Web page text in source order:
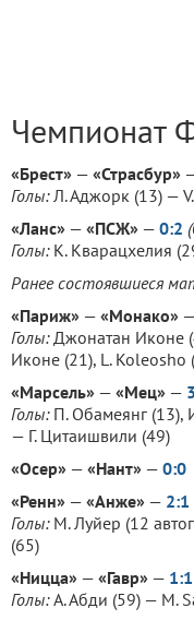
Чемпионат
«Брест» — «Страсбур»
Голы:Л. Аджорк (13) —
«Ланс» — «ПСЖ» — 0:2
Голы: К. Кварацхелия
Ранее состоявшиеся
«Париж» — «Монако» —
Голы:Джонатан Иконе
Иконе (21), L. Koleosho
«Марсель» — «Мец» —
Голы: П. Обамеянг (13),
— Г. Цитаишвили (49)
«Осер» — «Нант» — 0:0
«Ренн» — «Анже» — 2:1
Голы: М. Луйер (12
(65)
«Ницца» — «Гавр» — 1:1
Голы:А. Абди (59) — M.